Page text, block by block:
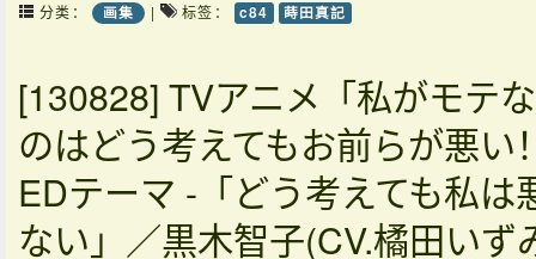
分类： 画集 | 标签： c84 蒔田真記
[130828] TVアニメ「私がモテ
のはどう考えてもお前らが悪い
EDテーマ -「どう考えても私は
ない」／黒木智子(CV.橘田いず